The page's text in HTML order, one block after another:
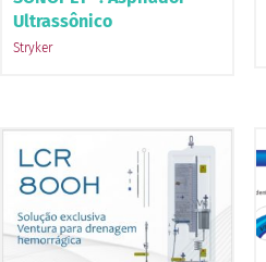
Ultrassônico
Stryker